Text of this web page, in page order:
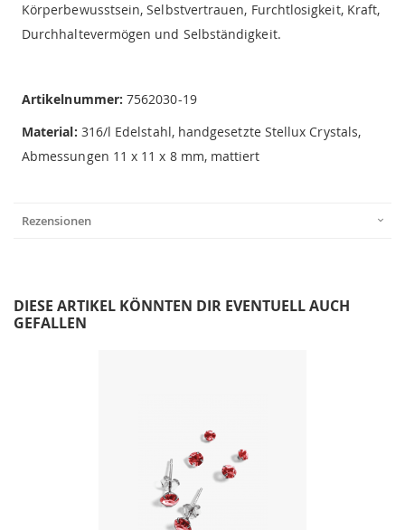
Körperbewusstsein, Selbstvertrauen, Furchtlosigkeit, Kraft,
Durchhaltevermögen und Selbständigkeit.
Artikelnummer: 7562030-19
Material: 316/l Edelstahl, handgesetzte Stellux Crystals,
Abmessungen 11 x 11 x 8 mm, mattiert
Rezensionen
DIESE ARTIKEL KÖNNTEN DIR EVENTUELL AUCH
GEFALLEN